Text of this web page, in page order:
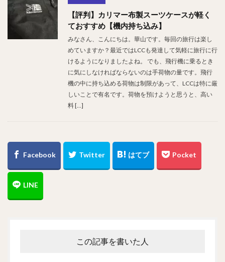
【評判】カリマー布製スーツケースが軽く
ておすすめ【機内持ち込み】
みなさん、こんにちは。華山です。毎回の旅行は楽し
めていますか？最近ではLCCも発達して気軽に旅行に行
けるようになりましたよね。 でも、飛行機に乗るとき
に気にしなければならないのは手荷物の量です。飛行
機の中に持ち込める荷物は制限があって、LCCは特に厳
しいことで有名です。荷物を預けようと思うと、高い
料 […]
この記事を書いた人